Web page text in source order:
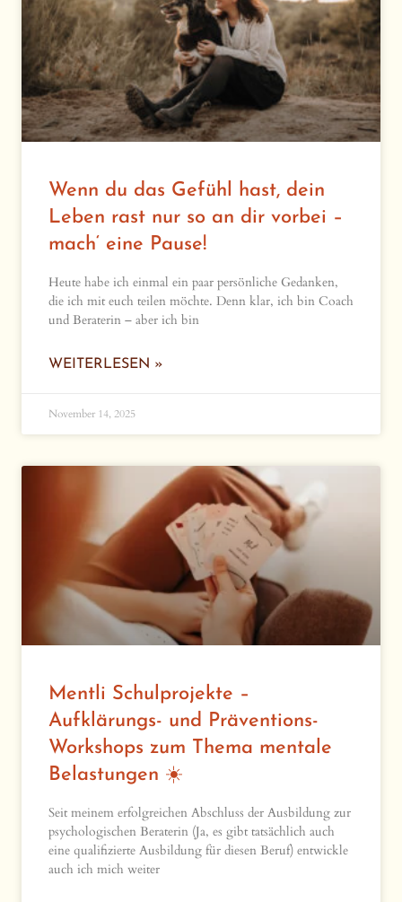
Wenn du das Gefühl hast, dein
Leben rast nur so an dir vorbei –
mach‘ eine Pause!
Heute habe ich einmal ein paar persönliche Gedanken,
die ich mit euch teilen möchte. Denn klar, ich bin Coach
und Beraterin – aber ich bin
WEITERLESEN »
November 14, 2025
Mentli Schulprojekte –
Aufklärungs- und Präventions-
Workshops zum Thema mentale
Belastungen ☀️
Seit meinem erfolgreichen Abschluss der Ausbildung zur
psychologischen Beraterin (Ja, es gibt tatsächlich auch
eine qualifizierte Ausbildung für diesen Beruf) entwickle
auch ich mich weiter